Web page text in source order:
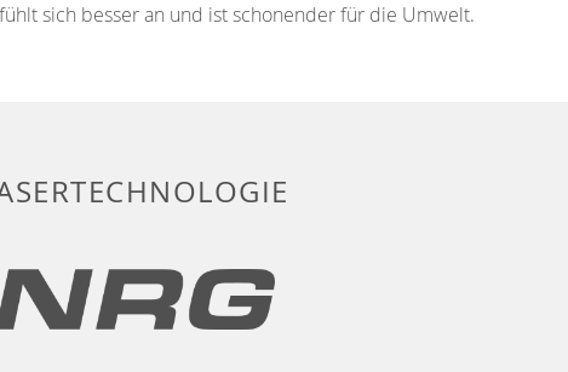
sich besser an und ist schonender für die Umwelt.